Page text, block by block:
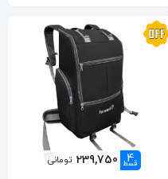
4
قسط 239,750 تومانی